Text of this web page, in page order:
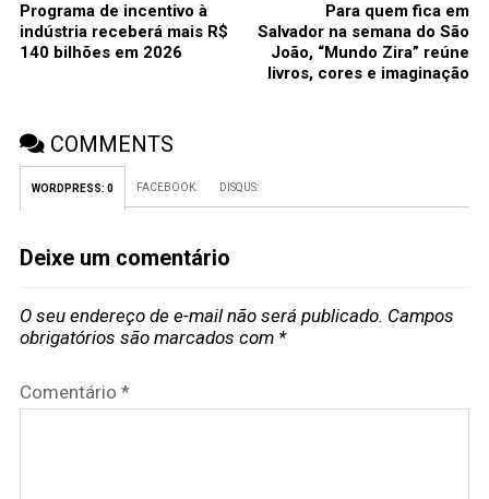
Programa de incentivo à
indústria receberá mais R$
140 bilhões em 2026
Para quem fica em
Salvador na semana do São
João, “Mundo Zira” reúne
livros, cores e imaginação
COMMENTS
WORDPRESS: 0 FACEBOOK: DISQUS:
Deixe um comentário
O seu endereço de e-mail não será publicado. Campos
obrigatórios são marcados com *
Comentário *